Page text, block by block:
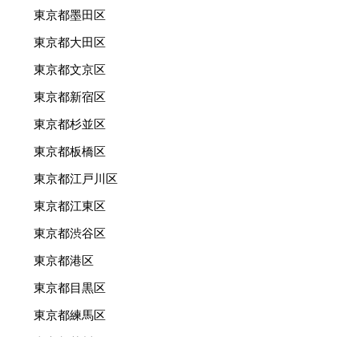
東京都墨田区
東京都大田区
東京都文京区
東京都新宿区
東京都杉並区
東京都板橋区
東京都江戸川区
東京都江東区
東京都渋谷区
東京都港区
東京都目黒区
東京都練馬区